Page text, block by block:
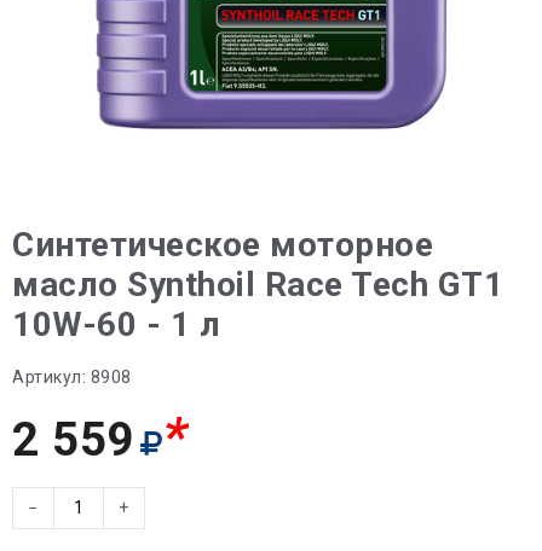
Синтетическое моторное
масло Synthoil Race Tech GT1
10W-60 - 1 л
Артикул: 8908
2 559 *
− +